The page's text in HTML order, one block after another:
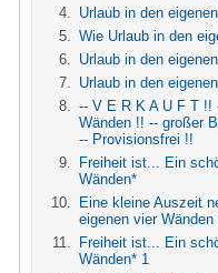
Urlaub in den
Wie Urlaub in den
Urlaub in den
Urlaub in den
-- V E R K A U F T !!
Wänden !! -- großer
-- Provisionsfrei !!
Freiheit ist... Ein
Wänden*
Eine kleine Auszeit
eigenen vier
Freiheit ist... Ein
Wänden* 1